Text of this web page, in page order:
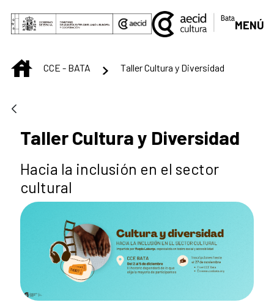
Saltar al contenido principal
MENÚ
INICIOCCE - BATA Taller Cultura y Diversidad
Taller Cultura y Diversidad
Hacia la inclusión en el sector
cultural